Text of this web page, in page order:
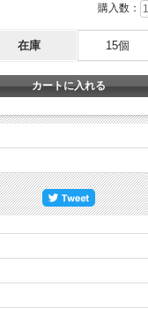
購入数：
在庫 15個